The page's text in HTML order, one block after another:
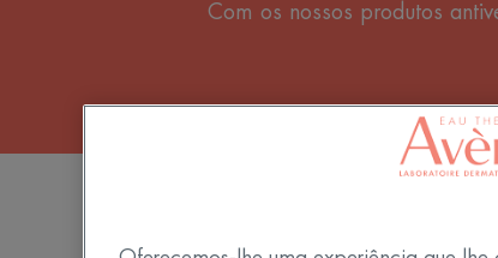
Com os nossos produtos